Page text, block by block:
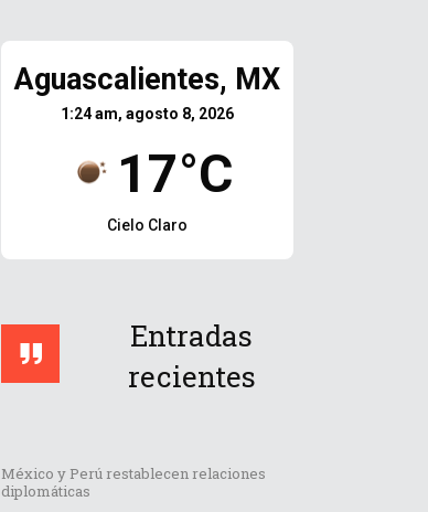
Aguascalientes, MX
1:24 am, agosto 8, 2026
17°C
Cielo Claro
Entradas
recientes
México y Perú restablecen relaciones
diplomáticas